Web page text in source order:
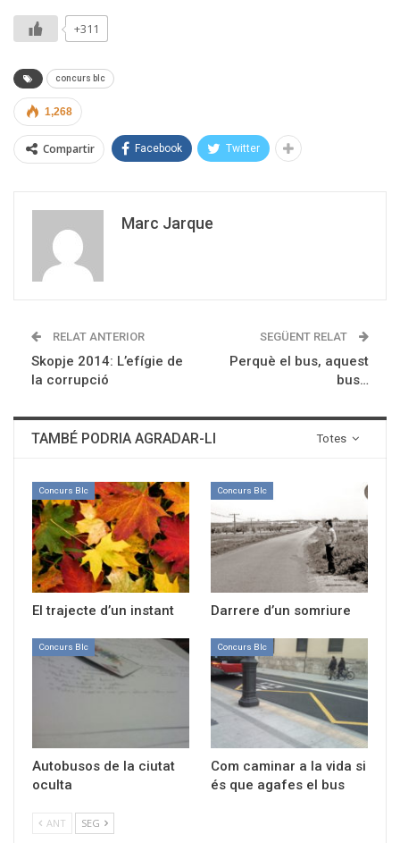
+311
concurs blc
1,268
Compartir Facebook Twitter
Marc Jarque
RELAT ANTERIOR
Skopje 2014: L’efígie de
la corrupció
SEGÜENT RELAT
Perquè el bus, aquest
bus…
Totes
TAMBÉ PODRIA AGRADAR-LI
Concurs Blc
El trajecte d’un instant
Concurs Blc
Darrere d’un somriure
Concurs Blc
Autobusos de la ciutat
oculta
Concurs Blc
Com caminar a la vida si
és que agafes el bus
ANT SEG